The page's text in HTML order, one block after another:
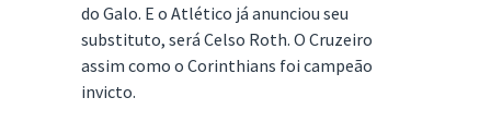
do Galo. E o Atlético já anunciou seu
substituto, será Celso Roth. O Cruzeiro
assim como o Corinthians foi campeão
invicto.